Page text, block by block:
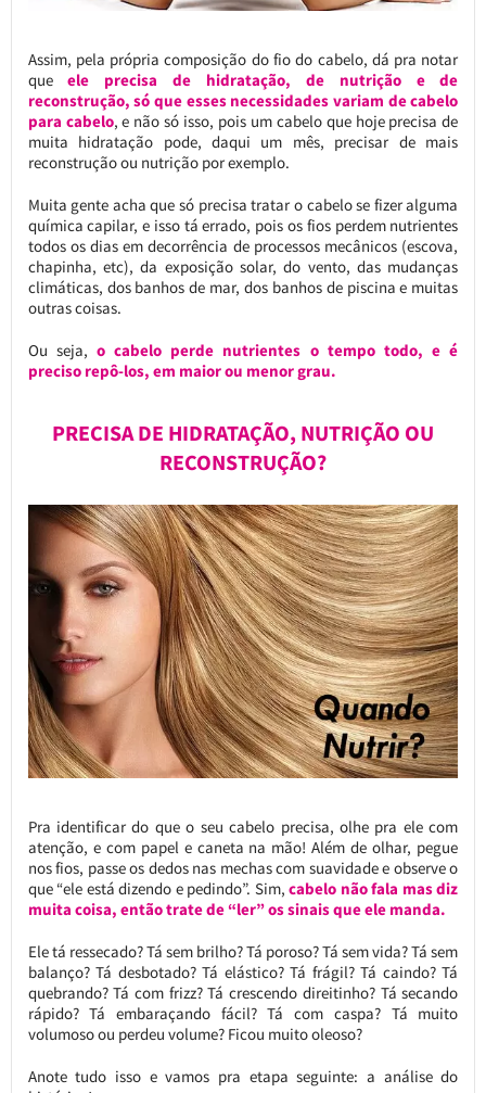
Assim, pela própria composição do fio do cabelo, dá pra notar
queele precisa de hidratação, de nutrição e de
reconstrução, só que esses necessidades variam de cabelo
para cabelo, e não só isso, pois um cabelo que hoje precisa de
muita hidratação pode, daqui um mês, precisar de mais
reconstrução ou nutrição por exemplo.
Muita gente acha que só precisa tratar o cabelo se fizer alguma
química capilar, e isso tá errado, pois os fios perdem nutrientes
todos os dias em decorrência de processos mecânicos (escova,
chapinha, etc), da exposição solar, do vento, das mudanças
climáticas, dos banhos de mar, dos banhos de piscina e muitas
outras coisas.
Ou seja, o cabelo perde nutrientes o tempo todo, e é
preciso repô-los, em maior ou menor grau.
PRECISA DE HIDRATAÇÃO, NUTRIÇÃO OU
RECONSTRUÇÃO?
Pra identificar do que o seu cabelo precisa, olhe pra ele com
atenção, e com papel e caneta na mão! Além de olhar, pegue
nos fios, passe os dedos nas mechas com suavidade e observe o
que “ele está dizendo e pedindo”. Sim,cabelo não fala mas diz
muita coisa, então trate de “ler” os sinais que ele manda.
Ele tá ressecado? Tá sem brilho? Tá poroso? Tá sem vida? Tá sem
balanço? Tá desbotado? Tá elástico? Tá frágil? Tá caindo? Tá
quebrando? Tá com frizz? Tá crescendo direitinho? Tá secando
rápido? Tá embaraçando fácil? Tá com caspa? Tá muito
volumoso ou perdeu volume? Ficou muito oleoso?
Anote tudo isso e vamos pra etapa seguinte: a análise do